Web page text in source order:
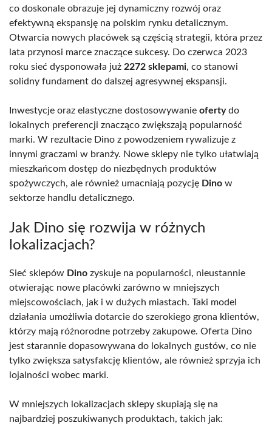
co doskonale obrazuje jej dynamiczny rozwój oraz
efektywną ekspansję na polskim rynku detalicznym.
Otwarcia nowych placówek są częścią strategii, która przez
lata przynosi marce znaczące sukcesy. Do czerwca 2023
roku sieć dysponowała już 2272 sklepami, co stanowi
solidny fundament do dalszej agresywnej ekspansji.
Inwestycje oraz elastyczne dostosowywanie ofertydo
lokalnych preferencji znacząco zwiększają popularność
marki. W rezultacie Dino z powodzeniem rywalizuje z
innymi graczami w branży. Nowe sklepy nie tylko ułatwiają
mieszkańcom dostęp do niezbędnych produktów
spożywczych, ale również umacniają pozycję Dino w
sektorze handlu detalicznego.
Jak Dino się rozwija w różnych
lokalizacjach?
Sieć sklepów Dino zyskuje na popularności, nieustannie
otwierając nowe placówki zarówno w mniejszych
miejscowościach, jak i w dużych miastach. Taki model
działania umożliwia dotarcie do szerokiego grona klientów,
którzy mają różnorodne potrzeby zakupowe. Oferta Dino
jest starannie dopasowywana do lokalnych gustów, co nie
tylko zwiększa satysfakcję klientów, ale również sprzyja ich
lojalności wobec marki.
W mniejszych lokalizacjach sklepy skupiają się na
najbardziej poszukiwanych produktach, takich jak: